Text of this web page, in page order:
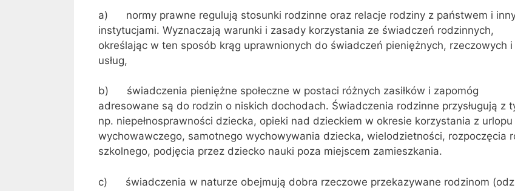
a) normy prawne regulują stosunki rodzinne oraz relacje rodziny z państwem i
instytucjami. Wyznaczają warunki i zasady korzystania ze świadczeń rodzinnych,
określając w ten sposób krąg uprawnionych do świadczeń pieniężnych, rzeczowych i
usług,
b) świadczenia pieniężne społeczne w postaci różnych zasiłków i zapomóg
adresowane są do rodzin o niskich dochodach. Świadczenia rodzinne przysługują z
np. niepełnosprawności dziecka, opieki nad dzieckiem w okresie korzystania z urlopu
wychowawczego, samotnego wychowywania dziecka, wielodzietności, rozpoczęcia
szkolnego, podjęcia przez dziecko nauki poza miejscem zamieszkania.
c) świadczenia w naturze obejmują dobra rzeczowe przekazywane rodzinom